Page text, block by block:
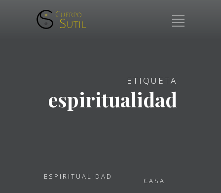
ETIQUETA
espiritualidad
CASA
ESPIRITUALIDAD